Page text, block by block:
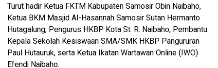
Turut hadir Ketua FKTM Kabupaten Samosir Obin Naibaho,
Ketua BKM Masjid Al-Hasannah Samosir Sutan Hermanto
Hutagalung, Pengurus HKBP Kota St. R. Naibaho, Pembantu
Kepala Sekolah Kesiswaan SMA/SMK HKBP Pangururan
Paul Hutauruk, serta Ketua Ikatan Wartawan Online (IWO)
Efendi Naibaho.